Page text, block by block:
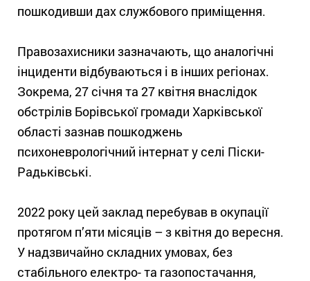
пошкодивши дах службового приміщення.
Правозахисники зазначають, що аналогічні
інциденти відбуваються і в інших регіонах.
Зокрема, 27 січня та 27 квітня внаслідок
обстрілів Борівської громади Харківської
області зазнав пошкоджень
психоневрологічний інтернат у селі Піски-
Радьківські.
2022 року цей заклад перебував в окупації
протягом п’яти місяців – з квітня до вересня.
У надзвичайно складних умовах, без
стабільного електро- та газопостачання,